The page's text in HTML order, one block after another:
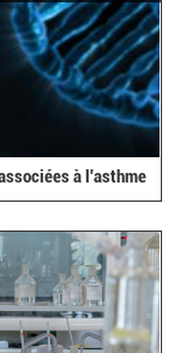
à l'asthme